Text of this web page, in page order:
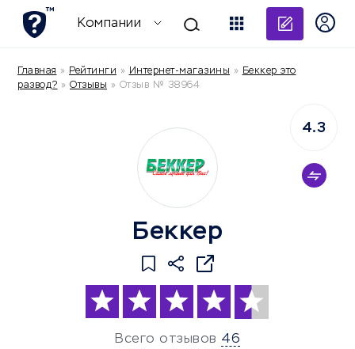
Компании
Главная » Рейтинги » Интернет-магазины » Беккер это
развод? » Отзывы » Отзыв № 38964
Беккер
Всего отзывов 46
4.3